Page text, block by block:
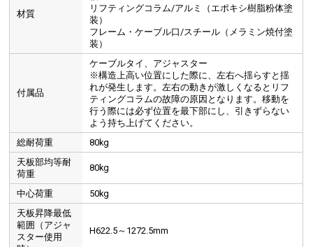
材質
リフティングコラム/アルミ（エポキシ樹脂粉体塗
装）
フレーム・ケーブル口/スチール（メラミン焼付塗
装）
付属品
ケーブルタイ、アジャスター
※構造上高い位置にした際に、左右へ揺らすと揺
れが発生します。左右の動きが激しくなるとリフ
ティングコラムの故障の原因となります。移動を
行う際には必ず位置を最下部にし、引きずらない
よう持ち上げてください。
総耐荷重
80kg
天板部均等耐
荷重
80kg
中心荷重
50kg
天板昇降最低
範囲（アジャ
スター使用
H622.5～1272.5mm